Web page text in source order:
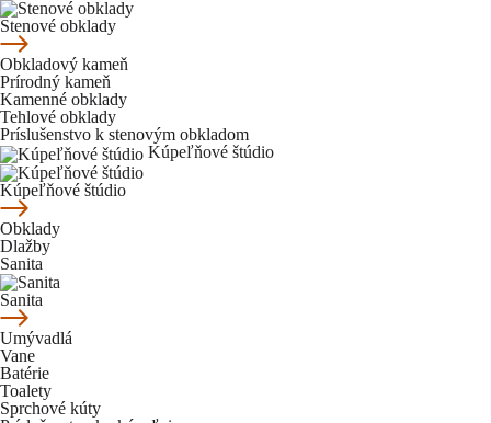
Stenové obklady
Obkladový kameň
Prírodný kameň
Kamenné obklady
Tehlové obklady
Príslušenstvo k stenovým obkladom
Kúpeľňové štúdio
Kúpeľňové štúdio
Obklady
Dlažby
Sanita
Sanita
Umývadlá
Vane
Batérie
Toalety
Sprchové kúty